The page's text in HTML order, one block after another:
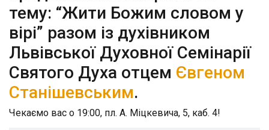
тему: “Жити Божим словом у
вірі” разом із духівником
Львівської Духовної Семінарії
Святого Духа отцем Євгеном
Станішевським.
Чекаємо вас о 19:00, пл. А. Міцкевича, 5, каб. 4!